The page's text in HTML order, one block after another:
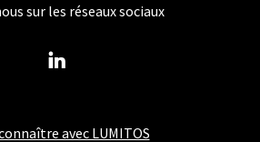
avec LUMITOS
sur les réseaux sociaux